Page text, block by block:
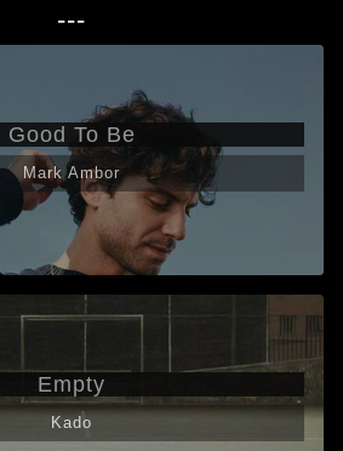
---
Good To Be
Mark Ambor
Empty
Kado